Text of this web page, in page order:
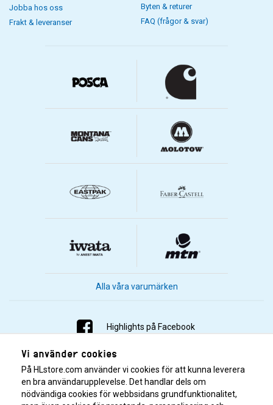
Jobba hos oss
Frakt & leveranser
Byten & returer
FAQ (frågor & svar)
Alla våra varumärken
Highlights på Facebook
Highlights på Instagram
Highlights på Youtube
Vi använder cookies
På HLstore.com använder vi cookies för att kunna leverera
en bra användarupplevelse. Det handlar dels om
nödvändiga cookies för webbsidans grundfunktionalitet,